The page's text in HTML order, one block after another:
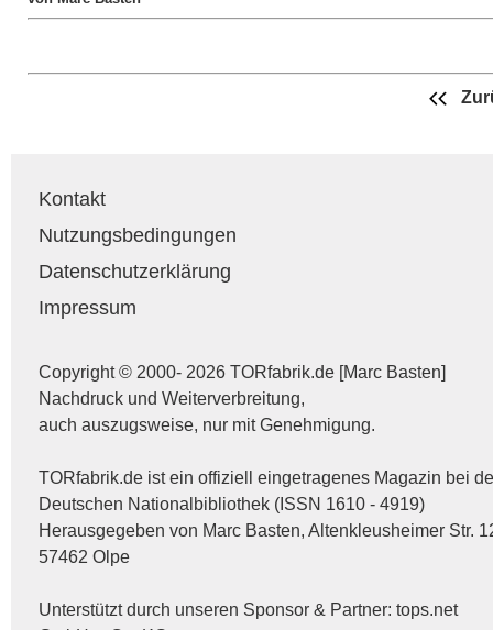
Kontakt
Nutzungsbedingungen
Datenschutzerklärung
Impressum
Copyright © 2000- 2026 TORfabrik.de [Marc Basten]
Nachdruck und Weiterverbreitung,
auch auszugsweise, nur mit Genehmigung.
TORfabrik.de ist ein offiziell eingetragenes Magazin bei
Deutschen Nationalbibliothek (ISSN 1610 - 4919)
Herausgegeben von Marc Basten, Altenkleusheimer Str.
57462 Olpe
Unterstützt durch unseren Sponsor & Partner: tops.net